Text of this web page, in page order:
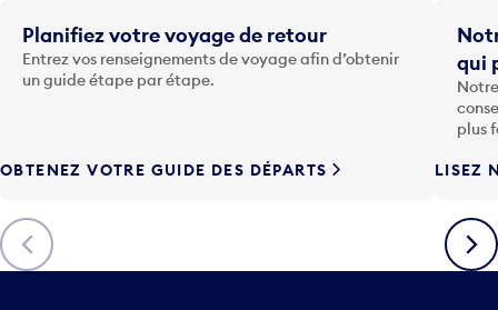
t
o
u
F
è
c
h
Précédent
Planifiez votre voyage de retour
Entrez vos renseignements de voyage afin d’obtenir
un guide étape par étape.
OBTENEZ VOTRE GUIDE DES DÉPARTS
qui
plus
LISEZ